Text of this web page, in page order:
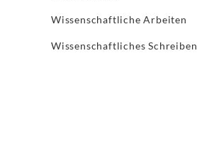
Wissenschaftliche Arbeiten
Wissenschaftliches Schreiben